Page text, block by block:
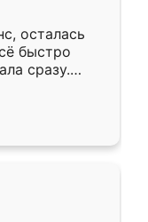
здесь.
осталась
быстро
сразу.
к
Собрали
даже